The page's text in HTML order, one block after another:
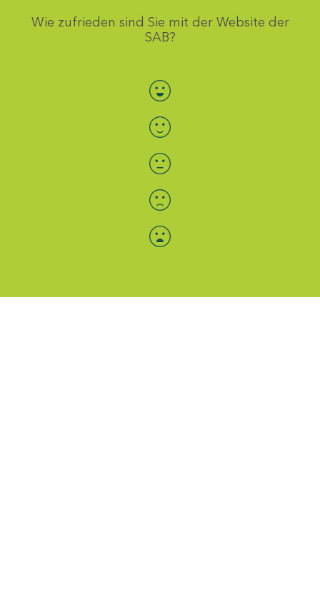
Wie zufrieden sind Sie mit der Website der
SAB?
Bewertung auswählen